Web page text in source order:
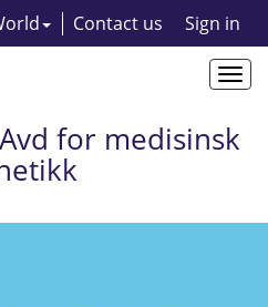
Contact us Sign in
for medisinsk